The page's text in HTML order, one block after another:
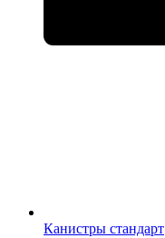
Канистры стандарт